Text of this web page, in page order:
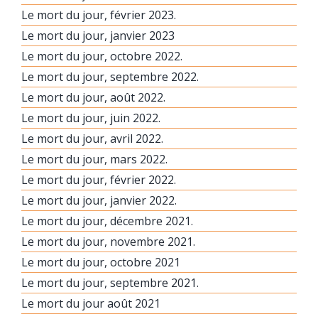
Le mort du jour, février 2023.
Le mort du jour, janvier 2023
Le mort du jour, octobre 2022.
Le mort du jour, septembre 2022.
Le mort du jour, août 2022.
Le mort du jour, juin 2022.
Le mort du jour, avril 2022.
Le mort du jour, mars 2022.
Le mort du jour, février 2022.
Le mort du jour, janvier 2022.
Le mort du jour, décembre 2021.
Le mort du jour, novembre 2021.
Le mort du jour, octobre 2021
Le mort du jour, septembre 2021.
Le mort du jour août 2021